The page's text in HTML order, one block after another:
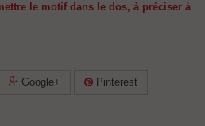
le motif dans le dos, à préciser à
Google+ Pinterest